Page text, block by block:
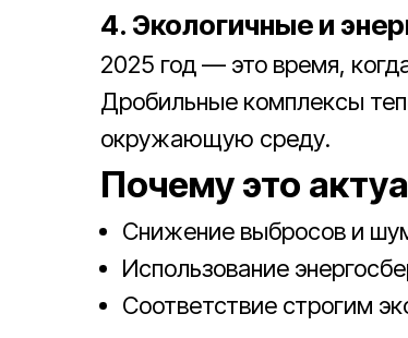
4. Экологичные и
2025 год — это время,
Дробильные комплексы
окружающую среду.
Почему это
Снижение выбросов и
Использование
Соответствие строгим